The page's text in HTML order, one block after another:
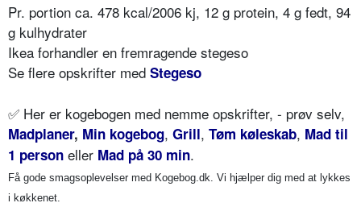
Pr. portion ca. 478 kcal/2006 kj, 12 g protein, 4 g fedt, 94
g kulhydrater
Ikea forhandler en fremragende stegeso
Se flere opskrifter med Stegeso
✅ Her er kogebogen med nemme opskrifter, - prøv selv,
Madplaner, Min kogebog, Grill, Tøm køleskab, Mad til
1 person eller Mad på 30 min.
Få gode smagsoplevelser med Kogebog.dk. Vi hjælper dig med at lykkes
i køkkenet.